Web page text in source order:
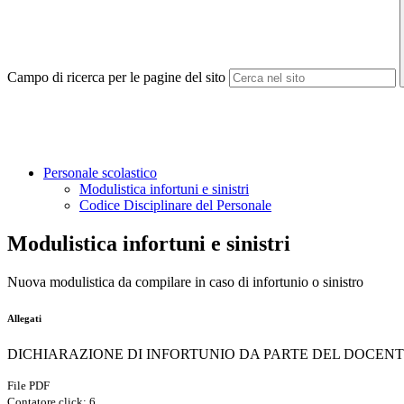
Campo di ricerca per le pagine del sito
Personale scolastico
Modulistica infortuni e sinistri
Codice Disciplinare del Personale
Modulistica infortuni e sinistri
Nuova modulistica da compilare in caso di infortunio o sinistro
Allegati
DICHIARAZIONE DI INFORTUNIO DA PARTE DEL
File PDF